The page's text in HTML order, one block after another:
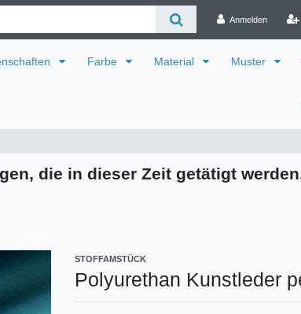
Anmelden
Farbe Material Muster
die in dieser Zeit getätigt
STOFFAMSTÜCK
Polyurethan Kunstleder